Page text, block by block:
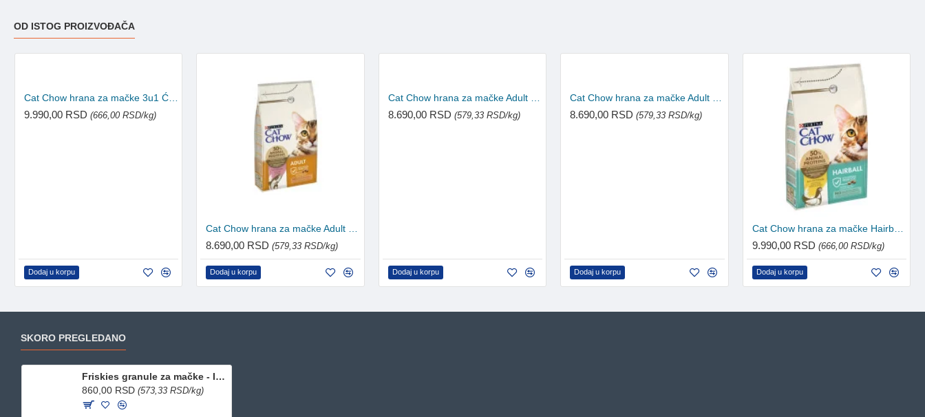
OD ISTOG PROIZVOĐAČA
9.990,00 RSD (666,00 RSD/kg)
Dodaj u korpu
Cat Chow hrana za mačke Adult Losos 15kg
8.690,00 RSD(579,33 RSD/kg)
Dodaj u korpu
8.690,00 RSD (579,33 RSD/kg)
Dodaj u korpu
8.690,00 RSD(579,33 RSD/kg)
Dodaj u korpu
Cat Chow hrana za mačke Hairball Piletina 15kg
9.990,00 RSD (666,00 RSD/kg)
Dodaj u korpu
SKORO PREGLEDANO
Friskies granule za mačke - Indoor 1.5kg
860,00 RSD(573,33 RSD/kg)